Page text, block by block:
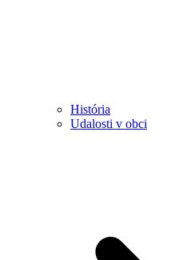
História
Udalosti v obci